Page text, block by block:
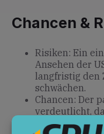
Chancen &
Risiken: Ein
Ansehen der
langfristig den
schwächen.
Chancen: Der
verdeutlicht,
unhinterfragt